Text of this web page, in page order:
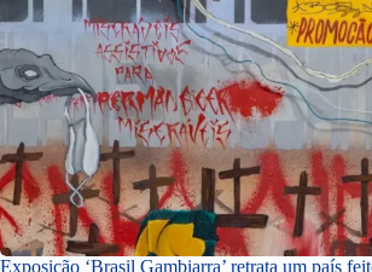
Exposição ‘Brasil Gambiarra’ retrata um país